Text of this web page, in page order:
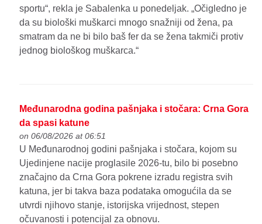
sportu“, rekla je Sabalenka u ponedeljak. „Očigledno je
da su biološki muškarci mnogo snažniji od žena, pa
smatram da ne bi bilo baš fer da se žena takmiči protiv
jednog biološkog muškarca.“
Međunarodna godina pašnjaka i stočara: Crna Gora
da spasi katune
on 06/08/2026 at 06:51
U Međunarodnoj godini pašnjaka i stočara, kojom su
Ujedinjene nacije proglasile 2026-tu, bilo bi posebno
značajno da Crna Gora pokrene izradu registra svih
katuna, jer bi takva baza podataka omogućila da se
utvrdi njihovo stanje, istorijska vrijednost, stepen
očuvanosti i potencijal za obnovu.